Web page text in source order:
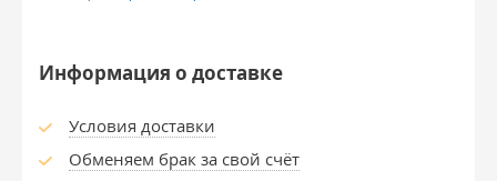
Информация о доставке
Условия доставки
Обменяем брак за свой счёт